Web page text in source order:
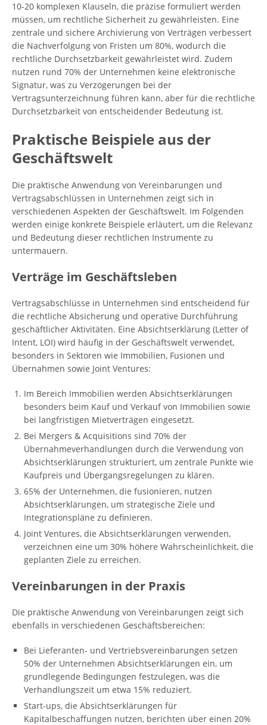
10-20 komplexen Klauseln, die präzise formuliert werden
müssen, um rechtliche Sicherheit zu gewährleisten. Eine
zentrale und sichere Archivierung von Verträgen verbessert
die Nachverfolgung von Fristen um 80%, wodurch die
rechtliche Durchsetzbarkeit gewährleistet wird. Zudem
nutzen rund 70% der Unternehmen keine elektronische
Signatur, was zu Verzögerungen bei der
Vertragsunterzeichnung führen kann, aber für die rechtliche
Durchsetzbarkeit von entscheidender Bedeutung ist.
Praktische Beispiele aus der
Geschäftswelt
Die praktische Anwendung von Vereinbarungen und
Vertragsabschlüssen in Unternehmen zeigt sich in
verschiedenen Aspekten der Geschäftswelt. Im Folgenden
werden einige konkrete Beispiele erläutert, um die Relevanz
und Bedeutung dieser rechtlichen Instrumente zu
untermauern.
Verträge im Geschäftsleben
Vertragsabschlüsse in Unternehmen sind entscheidend für
die rechtliche Absicherung und operative Durchführung
geschäftlicher Aktivitäten. Eine Absichtserklärung (Letter of
Intent, LOI) wird häufig in der Geschäftswelt verwendet,
besonders in Sektoren wie Immobilien, Fusionen und
Übernahmen sowie Joint Ventures:
Im Bereich Immobilien werden Absichtserklärungen
besonders beim Kauf und Verkauf von Immobilien sowie
bei langfristigen Mietverträgen eingesetzt.
Bei Mergers & Acquisitions sind 70% der
Übernahmeverhandlungen durch die Verwendung von
Absichtserklärungen strukturiert, um zentrale Punkte wie
Kaufpreis und Übergangsregelungen zu klären.
65% der Unternehmen, die fusionieren, nutzen
Absichtserklärungen, um strategische Ziele und
Integrationspläne zu definieren.
Joint Ventures, die Absichtserklärungen verwenden,
verzeichnen eine um 30% höhere Wahrscheinlichkeit, die
geplanten Ziele zu erreichen.
Vereinbarungen in der Praxis
Die praktische Anwendung von Vereinbarungen zeigt sich
ebenfalls in verschiedenen Geschäftsbereichen:
Bei Lieferanten- und Vertriebsvereinbarungen setzen
50% der Unternehmen Absichtserklärungen ein, um
grundlegende Bedingungen festzulegen, was die
Verhandlungszeit um etwa 15% reduziert.
Start-ups, die Absichtserklärungen für
Kapitalbeschaffungen nutzen, berichten über einen 20%